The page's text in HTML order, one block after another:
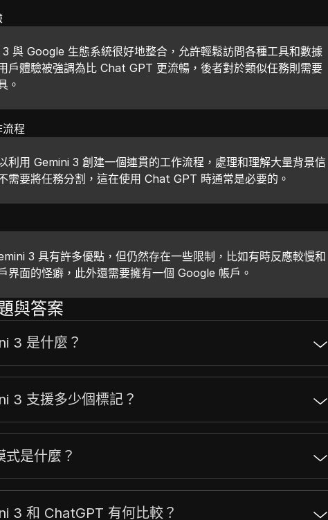
與 Google 生態系統很好地整合，允許輕鬆訪問各種工具和數據
戶體驗被強調為比 Chat GPT 更流暢，後者對於類似任務則需要
。
程
利用 Gemini 3 創建一個連貫的工作流程，處理和理解大量背景信
需要將任務分割，這在使用 Chat GPT 時通常是必要的。
3 具有許多優點，但仍然存在一些限制，比如有時反應較慢和
界面的怪癖，此外還需要擁有一個 Google 帳戶。
與答案
3 是什麼？
3 支援多少個標記？
式是什麼？
3 和 ChatGPT 有何比較？